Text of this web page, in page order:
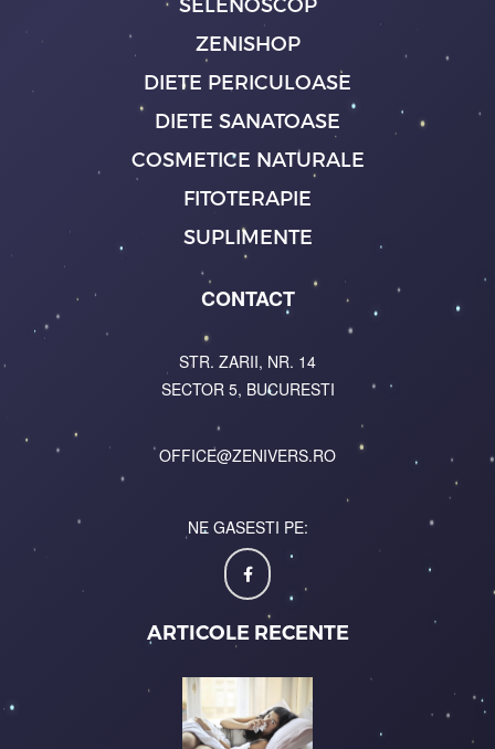
ZENISHOP
DIETE PERICULOASE
DIETE SANATOASE
COSMETICE NATURALE
FITOTERAPIE
SUPLIMENTE
CONTACT
STR. ZARII, NR. 14
SECTOR 5, BUCURESTI
OFFICE@ZENIVERS.RO
NE GASESTI PE:
ARTICOLE RECENTE